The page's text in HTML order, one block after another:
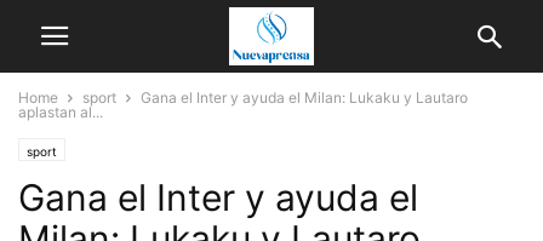
Home sport
Gana el Inter y ayuda el Milan: Lukaku y Lautaro
aplastan al...
sport
Gana el Inter y ayuda el